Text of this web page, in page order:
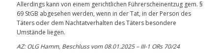
Allerdings kann von einem gerichtlichen Führerscheinentzug gem. §
69 StGB abgesehen werden, wenn in der Tat, in der Person des
Täters oder dem Nachtatverhalten des Täters besondere
Umstände liegen.
AZ: OLG Hamm, Beschluss vom 08.01.2025 – III-1 ORs 70/24